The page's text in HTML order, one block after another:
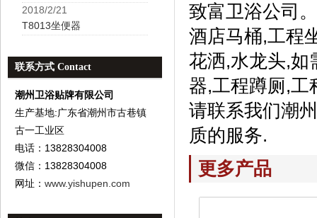
2018/2/21
T8013坐便器
联系方式 Contact
潮州卫浴贴牌有限公司
生产基地:广东省潮州市古巷镇
古一工业区
电话：13828304008
微信：13828304008
网址： www.yishupen.com
致富卫浴公司
酒店马桶,工程
花洒,水龙头,如
器,工程蹲厕,工
请联系我们潮
质的服务.
更多产品